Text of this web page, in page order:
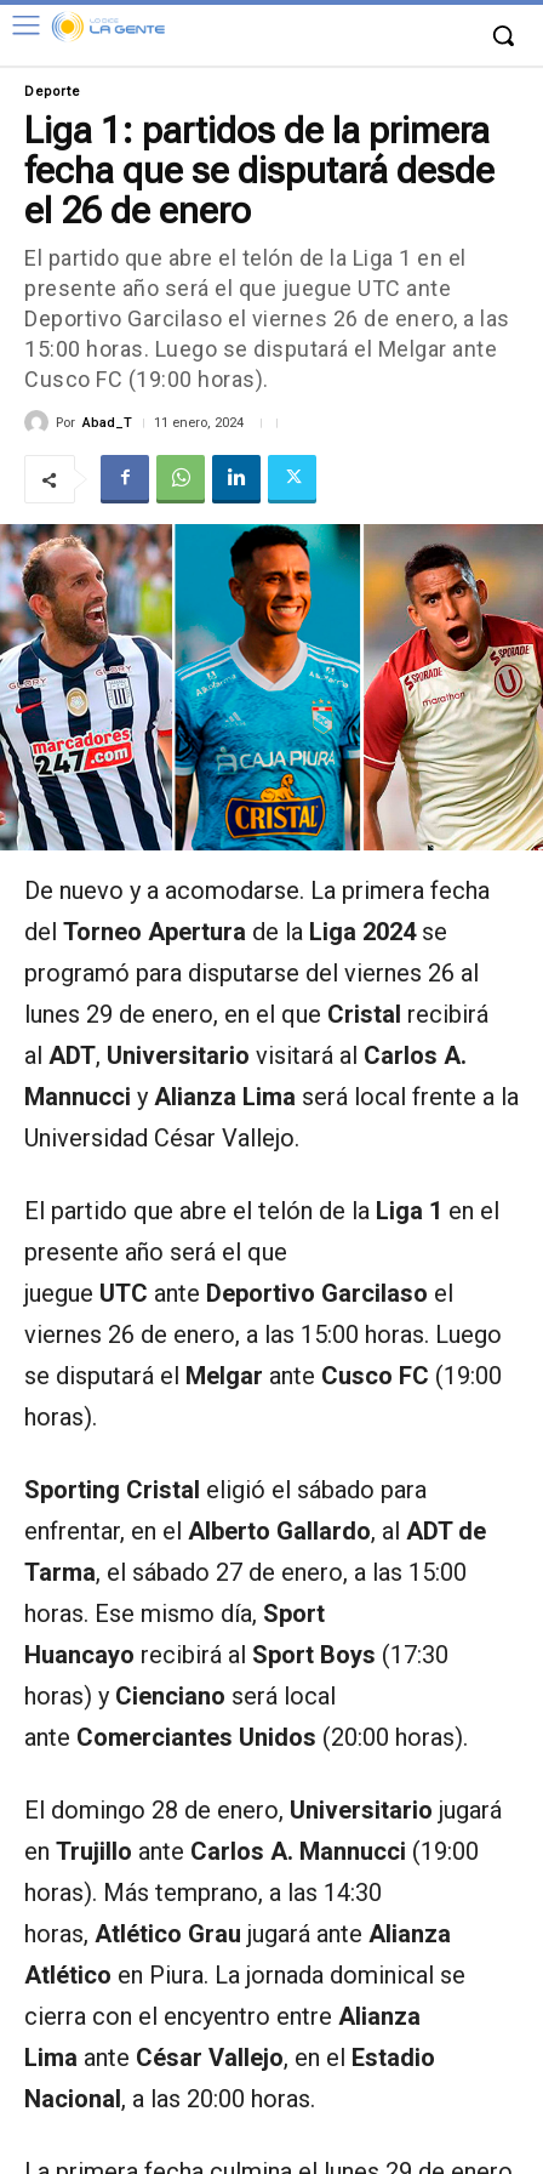
Deporte
Liga 1: partidos de la primera
fecha que se disputará desde
el 26 de enero
El partido que abre el telón de la Liga 1 en el
presente año será el que juegue UTC ante
Deportivo Garcilaso el viernes 26 de enero, a las
15:00 horas. Luego se disputará el Melgar ante
Cusco FC (19:00 horas).
Por Abad_T 11 enero, 2024
De nuevo y a acomodarse. La primera fecha
del Torneo Apertura de la Liga 2024se
programó para disputarse del viernes 26 al
lunes 29 de enero, en el que Cristal recibirá
al ADT, Universitario visitará al Carlos A.
Mannucci y Alianza Lima será local frente a la
Universidad César Vallejo.
El partido que abre el telón de la Liga 1 en el
presente año será el que
juegue UTC ante Deportivo Garcilaso el
viernes 26 de enero, a las 15:00 horas. Luego
se disputará el Melgar ante Cusco FC (19:00
horas).
Sporting Cristal eligió el sábado para
enfrentar, en el Alberto Gallardo, al ADT de
Tarma, el sábado 27 de enero, a las 15:00
horas. Ese mismo día, Sport
Huancayo recibirá al Sport Boys (17:30
horas) y Cienciano será local
ante Comerciantes Unidos (20:00 horas).
El domingo 28 de enero, Universitario jugará
en Trujillo ante Carlos A. Mannucci (19:00
horas). Más temprano, a las 14:30
horas, Atlético Grau jugará ante Alianza
Atlético en Piura. La jornada dominical se
cierra con el encyentro entre Alianza
Lima ante César Vallejo, en el Estadio
Nacional, a las 20:00 horas.